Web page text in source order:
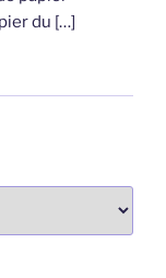
du […]